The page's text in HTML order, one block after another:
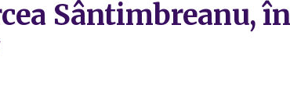
Sântimbreanu,